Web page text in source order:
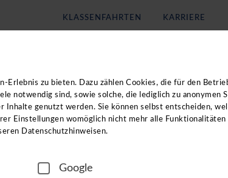
KLASSENFAHRTEN KARRIERE
zu bieten. Dazu zählen Cookies, die für den
notwendig sind, sowie solche, die lediglich zu anonymen
genutzt werden. Sie können selbst entscheiden,
Einstellungen womöglich nicht mehr alle
Datenschutzhinweisen.
Google